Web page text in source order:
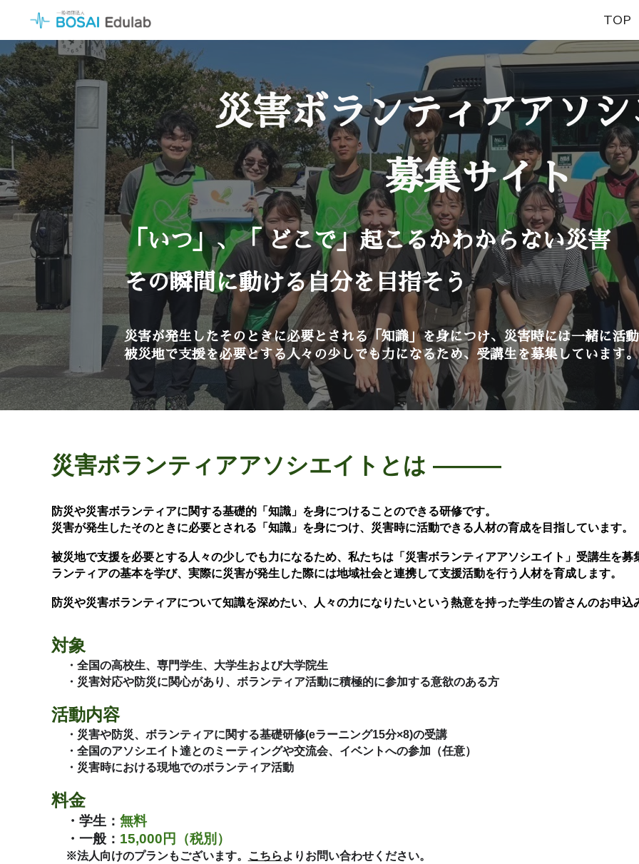
Skip to TOP
災害ボランティアアソ
募集サイト
「いつ」、「 どこで」起こるかわからない災害
その瞬間に動ける自分を目指そう
災害が発生した そのときに必要とされる「知識」を身につけ、災害時には一緒に活
被災地で支援を必要とする人々の少しでも力になるため、受講生を募集しています。
災害ボランティアアソシエイトとは ―――
防災や災害ボランティアに関する基礎的「知識」を身につけることのできる研修です。
災害が発生したそのときに必要とされる「知識」を身につけ、災害時に活動できる人材の育成を目指しています。
被災地で支援を必要とする人々の少しでも力になるため、私たちは「災害ボランティアアソシエイト」受講生を
ランティアの基本を学び、実際に災害が発生した際には地域社会と連携して支援活動を行う人材を育成します。
防災や災害ボランティアについて知識を深めたい、人々の力になりたいという熱意を持った学生の皆さんのお申
対象
・全国の高校生、専門学生、大学生および大学院生
・災害対応や防災に関心があり、ボランティア活動に積極的に参加する意欲のある方
活動内容
・災害や防災、ボランティアに関する基礎研修(eラーニング15分×8)の受講
・全国のアソシエイト達とのミーティングや交流会、イベントへの参加（任意）
・災害時における現地でのボランティア活動
料金
・学生： 無料
・一般： 15,000円（税別）
※法人向けのプランもございます。 こちら よりお問い合わせください。